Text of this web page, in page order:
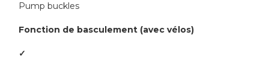
Pump buckles
Fonction de basculement (avec vélos)
✓